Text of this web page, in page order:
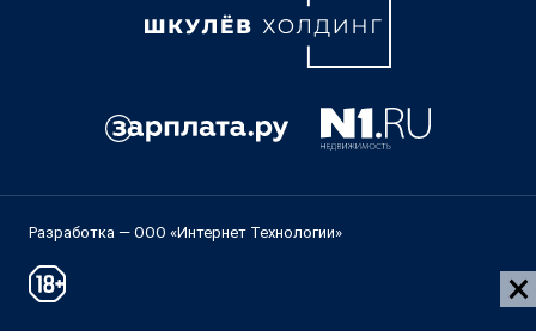
Разработка — ООО «Интернет Технологии»